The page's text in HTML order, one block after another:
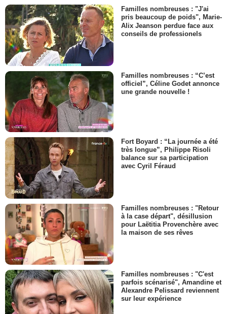
Familles nombreuses : "J'ai
pris beaucoup de poids", Marie-
Alix Jeanson perdue face aux
conseils de professionels
Familles nombreuses : “C’est
officiel”, Céline Godet annonce
une grande nouvelle !
Fort Boyard : “La journée a été
très longue”, Philippe Risoli
balance sur sa participation
avec Cyril Féraud
Familles nombreuses : "Retour
à la case départ", désillusion
pour Laëtitia Provenchère avec
la maison de ses rêves
Familles nombreuses : "C'est
parfois scénarisé", Amandine et
Alexandre Pelissard reviennent
sur leur expérience